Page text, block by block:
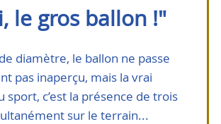
le gros ballon !"
diamètre, le ballon ne passe
pas inaperçu, mais la vrai
sport, c’est la présence de trois
sur le terrain...